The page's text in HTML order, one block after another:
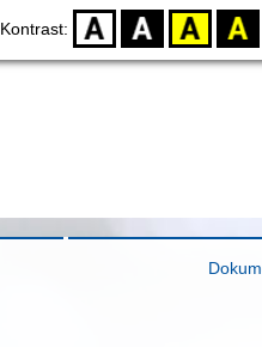
Kontrast: D BW YB BY